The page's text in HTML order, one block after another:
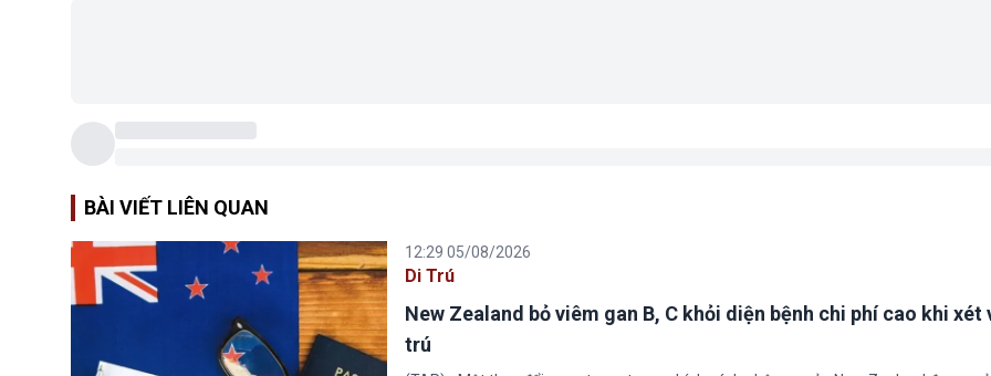
BÀI VIẾT LIÊN QUAN
12:29 05/08/2026
Di Trú
New Zealand bỏ viêm gan B, C khỏi diện bệnh chi phí cao khi xét
trú